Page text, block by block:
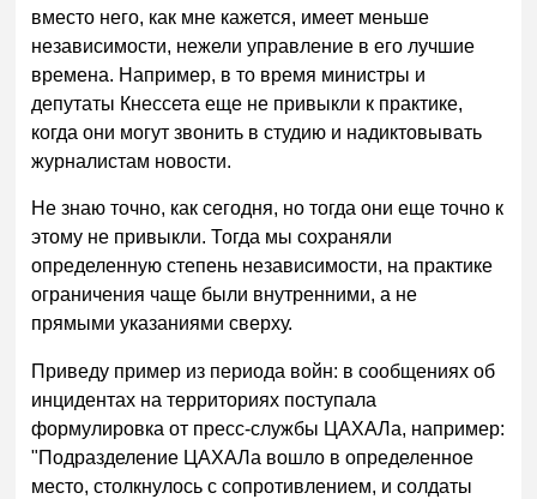
вместо него, как мне кажется, имеет меньше
независимости, нежели управление в его лучшие
времена. Например, в то время министры и
депутаты Кнессета еще не привыкли к практике,
когда они могут звонить в студию и надиктовывать
журналистам новости.
Не знаю точно, как сегодня, но тогда они еще точно к
этому не привыкли. Тогда мы сохраняли
определенную степень независимости, на практике
ограничения чаще были внутренними, а не
прямыми указаниями сверху.
Приведу пример из периода войн: в сообщениях об
инцидентах на территориях поступала
формулировка от пресс-службы ЦАХАЛа, например:
"Подразделение ЦАХАЛа вошло в определенное
место, столкнулось с сопротивлением, и солдаты